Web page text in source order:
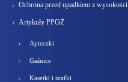
Ochrona przed upadkiem z wysokości
Artykuły PPOŻ
Apteczki
Gaśnice
Kasetki i szafki